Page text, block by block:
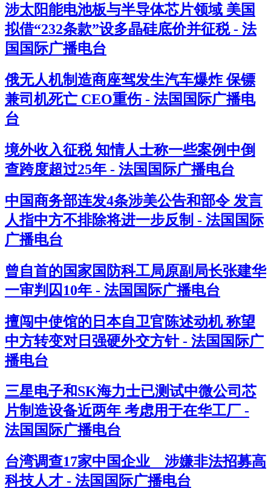
涉太阳能电池板与半导体芯片领域 美国
拟借“232条款”设多晶硅底价并征税 - 法
国国际广播电台
俄无人机制造商座驾发生汽车爆炸 保镖
兼司机死亡 CEO重伤 - 法国国际广播电
台
境外收入征税 知情人士称一些案例中倒
查跨度超过25年 - 法国国际广播电台
中国商务部连发4条涉美公告和部令 发言
人指中方不排除将进一步反制 - 法国国际
广播电台
曾自首的国家国防科工局原副局长张建华
一审判囚10年 - 法国国际广播电台
擅闯中使馆的日本自卫官陈述动机 称望
中方转变对日强硬外交方针 - 法国国际广
播电台
三星电子和SK海力士已测试中微公司芯
片制造设备近两年 考虑用于在华工厂 -
法国国际广播电台
台湾调查17家中国企业 涉嫌非法招募高
科技人才 - 法国国际广播电台